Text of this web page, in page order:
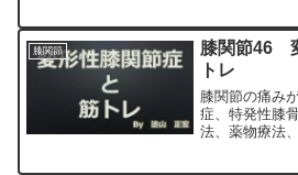
専門医（人工
宏が色々と説
膝関節
膝関節46
トレ
膝関節の痛み
症、特発性膝
法、薬物療法